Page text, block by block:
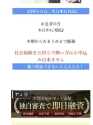
ヤミ金